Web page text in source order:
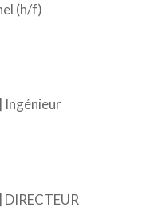
(h/f)
Ingénieur
DIRECTEUR